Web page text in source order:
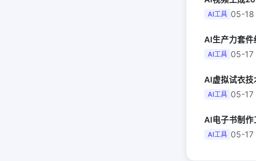
AI工具 05-18
AI工具 05-17
AI工具 05-17
AI工具 05-17